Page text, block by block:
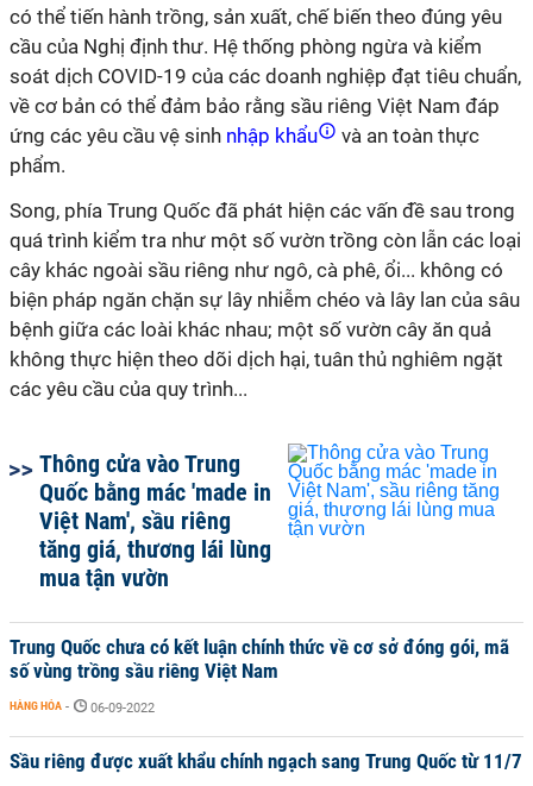
có thể tiến hành trồng, sản xuất, chế biến theo đúng yêu
cầu của Nghị định thư. Hệ thống phòng ngừa và kiểm
soát dịch COVID-19 của các doanh nghiệp đạt tiêu chuẩn,
về cơ bản có thể đảm bảo rằng sầu riêng Việt Nam đáp
ứng các yêu cầu vệ sinh nhập khẩu
và an toàn thực
phẩm.
Song, phía Trung Quốc đã phát hiện các vấn đề sau trong
quá trình kiểm tra như một số vườn trồng còn lẫn các loại
cây khác ngoài sầu riêng như ngô, cà phê, ổi... không có
biện pháp ngăn chặn sự lây nhiễm chéo và lây lan của sâu
bệnh giữa các loài khác nhau; một số vườn cây ăn quả
không thực hiện theo dõi dịch hại, tuân thủ nghiêm ngặt
các yêu cầu của quy trình...
Thông cửa vào Trung
Quốc bằng mác 'made in
Việt Nam', sầu riêng
tăng giá, thương lái lùng
mua tận vườn
Trung Quốc chưa có kết luận chính thức về cơ sở đóng gói, mã
số vùng trồng sầu riêng Việt Nam
HÀNG HÓA - 06-09-2022
Sầu riêng được xuất khẩu chính ngạch sang Trung Quốc từ 11/7